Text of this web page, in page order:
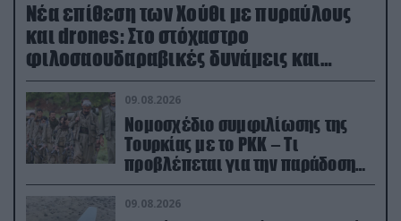
Νέα επίθεση των Χούθι με πυραύλους
και drones: Στο στόχαστρο
φιλοσαουδαραβικές δυνάμεις και
εγκαταστάσεις
09.08.2026
Νομοσχέδιο συμφιλίωσης της
Τουρκίας με το ΡΚΚ – Τι
προβλέπεται για την παράδοση
των όπλων
09.08.2026